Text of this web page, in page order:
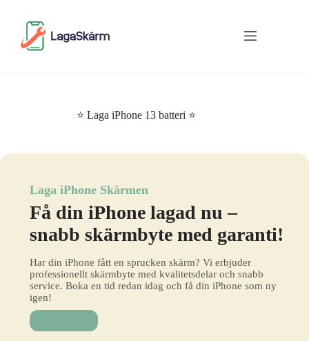
⭐ Laga iPhone 13 batteri ⭐
Laga iPhone Skärmen
Få din iPhone lagad nu –
snabb skärmbyte med garanti!
Har din iPhone fått en sprucken skärm? Vi erbjuder
professionellt skärmbyte med kvalitetsdelar och snabb
service. Boka en tid redan idag och få din iPhone som ny
igen!